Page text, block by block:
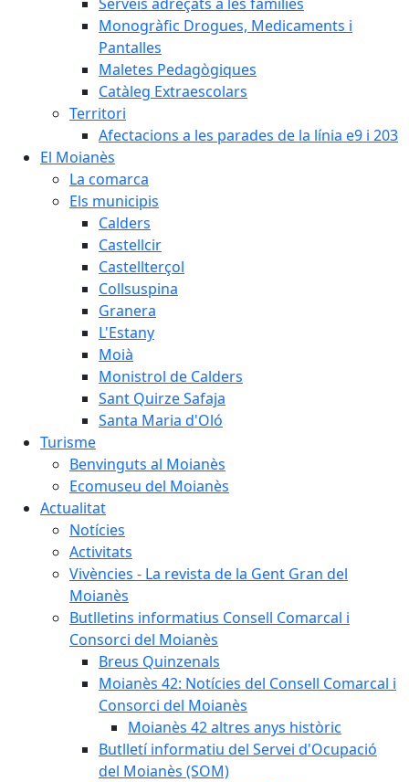
Monogràfic Drogues, Medicaments i
Pantalles
Maletes Pedagògiques
Catàleg Extraescolars
Territori
Afectacions a les parades de la línia e9 i 203
El Moianès
La comarca
Els municipis
Calders
Castellcir
Castellterçol
Collsuspina
Granera
L'Estany
Moià
Monistrol de Calders
Sant Quirze Safaja
Santa Maria d'Oló
Turisme
Benvinguts al Moianès
Ecomuseu del Moianès
Actualitat
Notícies
Activitats
Vivències - La revista de la Gent Gran del
Moianès
Butlletins informatius Consell Comarcal i
Consorci del Moianès
Breus Quinzenals
Moianès 42: Notícies del Consell Comarcal i
Consorci del Moianès
Moianès 42 altres anys històric
Butlletí informatiu del Servei d'Ocupació
del Moianès (SOM)